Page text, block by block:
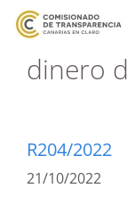
dinero
R204/2022
21/10/2022